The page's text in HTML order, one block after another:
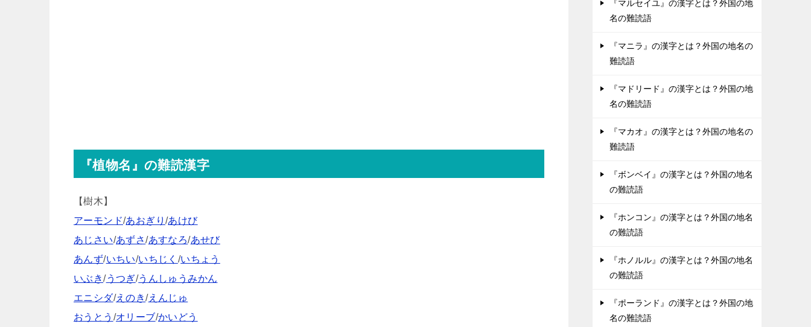
『植物名』の難読漢字
【樹木】
アーモンド/あおぎり/あけび
あじさい/あずさ/あすなろ/あせび
あんず/いちい/いちじく /いちょう
いぶき/うつぎ/うんしゅうみかん
エニシダ/えのき/えんじゅ
おうとう /オリーブ/かいどう
『マルセイユ』の漢字とは？外国の地
名の難読語
『マニラ』の漢字とは？外国の地名の
難読語
『マドリード』の漢字とは？外国の地
名の難読語
『マカオ』の漢字とは？外国の地名の
難読語
『ボンベイ』の漢字とは？外国の地名
の難読語
『ホンコン』の漢字とは？外国の地名
の難読語
『ホノルル』の漢字とは？外国の地名
の難読語
『ポーランド』の漢字とは？外国の地
名の難読語